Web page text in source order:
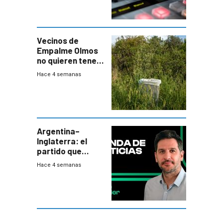
Vecinos de
Empalme Olmos
no quieren tener
cerca una planta
departamental
Hace 4 semanas
Argentina–
Inglaterra: el
partido que
nunca termina
Hace 4 semanas